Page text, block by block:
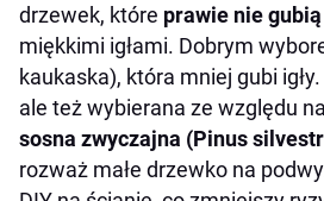
drzewek, które prawie nie gubią
miękkimi igłami. Dobrym
kaukaska), która mniej gubi
ale też wybierana ze względu
sosna zwyczajna (Pinus
rozważ małe drzewko na